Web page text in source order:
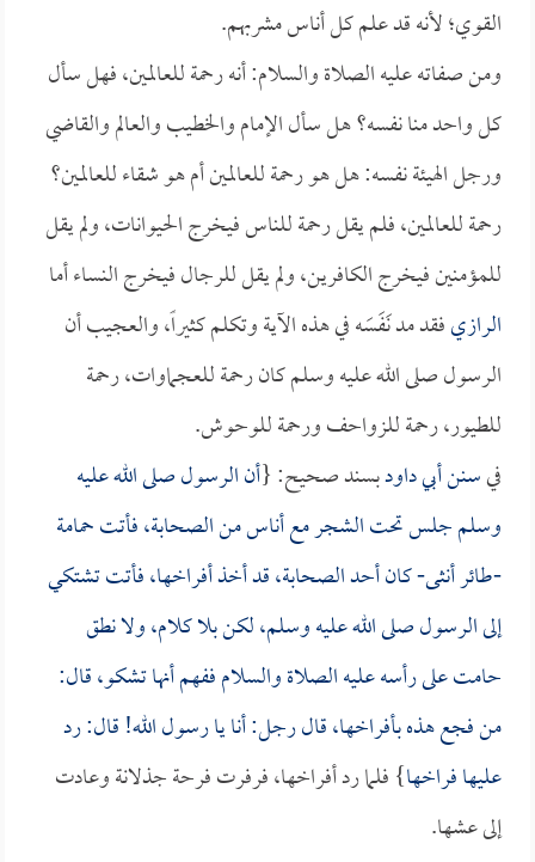
القوي؛ لأنه قد علم كل أناس مشربهم.
ومن صفاته عليه الصلاة والسلام: أنه رحمة للعالمين، فهل سأل
كل واحد منا نفسه؟ هل سأل الإمام والخطيب والعالم والقاضي
ورجل الهيئة نفسه: هل هو رحمة للعالمين أم هو شقاء للعالمين؟
رحمة للعالمين، فلم يقل رحمة للناس فيخرج الحيوانات، ولم يقل
للمؤمنين فيخرج الكافرين، ولم يقل للرجال فيخرج النساء أما
الرازيفقد مد نَفَسَه في هذه الآية وتكلم كثيراً، والعجيب أن
الرسول صلى الله عليه وسلم كان رحمة للعجماوات، رحمة
للطيور، رحمة للزواحف ورحمة للوحوش.
فيسنن أبي داودبسند صحيح: {أن الرسول صلى الله عليه
وسلم جلس تحت الشجر مع أناس من الصحابة، فأتت حمامة
-طائر أنثى- كان أحد الصحابة، قد أخذ أفراخها، فأتت تشتكي
إلى الرسول صلى الله عليه وسلم، لكن بلا كلام، ولا نطق
حامت على رأسه عليه الصلاة والسلام ففهم أنها تشكو، قال:
من فجع هذه بأفراخها، قال رجل: أنا يا رسول الله! قال: رد
عليها فراخها} فلما رد أفراخها، فرفرت فرحة جذلانة وعادت
إلى عشها.